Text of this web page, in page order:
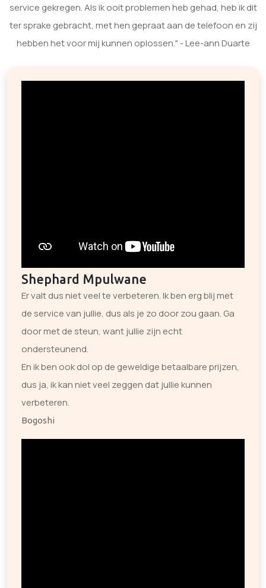
service gekregen. Als ik ooit problemen heb gehad, heb ik dit
ter sprake gebracht, met hen gepraat aan de telefoon en zij
hebben het voor mij kunnen oplossen." - Lee-ann Duarte
Shephard Mpulwane
Er valt dus niet veel te verbeteren. Ik ben erg blij met
de service van jullie, dus als je zo door zou gaan. Ga
door met de steun, want jullie zijn echt
ondersteunend.
En ik ben ook dol op de geweldige betaalbare prijzen,
dus ja, ik kan niet veel zeggen dat jullie kunnen
verbeteren.
Bogoshi